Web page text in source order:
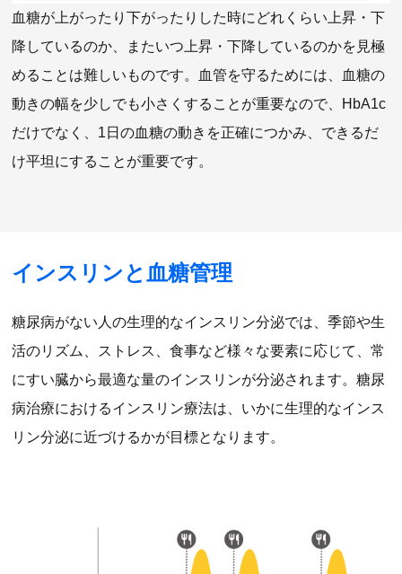
血糖が上がったり下がったりした時にどれくらい上昇・下
降しているのか、またいつ上昇・下降しているのかを見極
めることは難しいものです。血管を守るためには、血糖の
動きの幅を少しでも小さくすることが重要なので、HbA1c
だけでなく、1日の血糖の動きを正確につかみ、できるだ
け平坦にすることが重要です。
インスリンと血糖管理
糖尿病がない人の生理的なインスリン分泌では、季節や生
活のリズム、ストレス、食事など様々な要素に応じて、常
にすい臓から最適な量のインスリンが分泌されます。糖尿
病治療におけるインスリン療法は、いかに生理的なインス
リン分泌に近づけるかが目標となります。